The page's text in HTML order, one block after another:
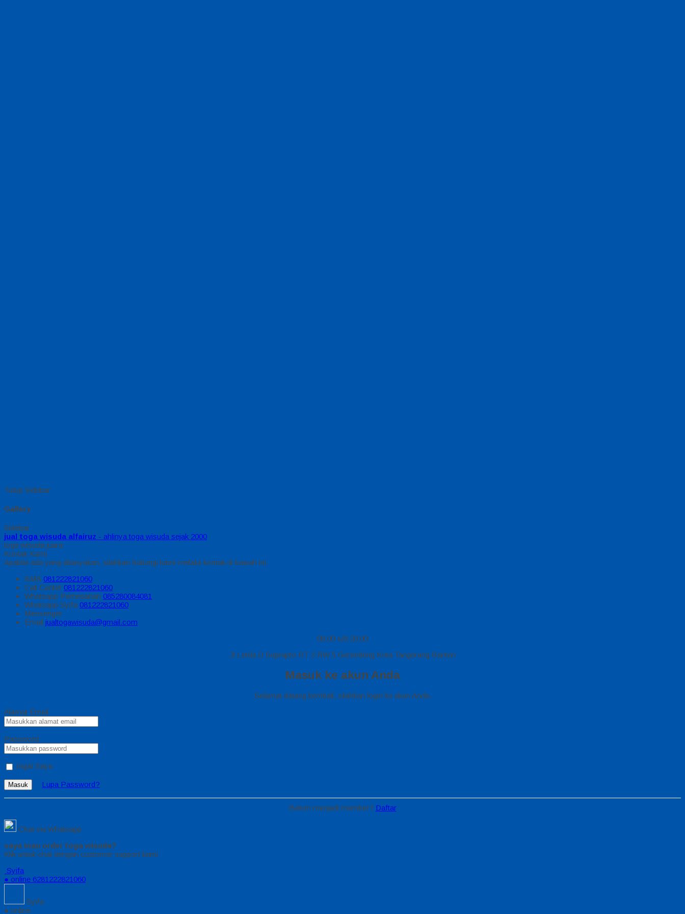
Tutup Sidebar
Gallery
Sidebar
jual toga wisuda alfairuz - ahlinya toga wisuda sejak 2000
toga wisuda juara
Kontak Kami
Apabila ada yang ditanyakan, silahkan hubungi kami melalui kontak di bawah ini.
SMS 081222821060
Call Center 081222821060
Whatsapp Pemesanan 085280084081
Whatsapp Syifa 081222821060
Messenger
Email jualtogawisuda@gmail.com
08.00 s/d 20.00
Jl Letda D Suprapto RT 3 RW 5 Gerendeng Kota Tangerang Banten
Masuk ke akun Anda
Selamat datang kembali, silahkan login ke akun Anda.
Alamat Email
Password
Ingat Saya
Masuk Lupa Password?
Belum menjadi member? Daftar
Chat via Whatsapp
saya mau order toga wisuda?
Klik untuk chat dengan customer support kami
Syifa
● online 6281222821060
Syifa
● online